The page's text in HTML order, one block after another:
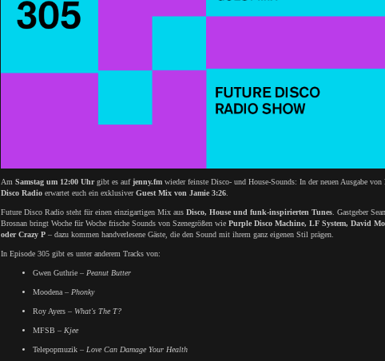
Am Samstag um 12:00 Uhrgibt es aufjenny.fmwieder feinste Disco- und House-Sounds: In der neuen Ausgabe von
Disco Radioerwartet euch ein exklusiverGuest Mix von Jamie 3:26.
Future Disco Radio steht für einen einzigartigen Mix aus Disco, House und funk-inspirierten Tunes. Gastgeber Sean
Brosnan bringt Woche für Woche frische Sounds von Szenegrößen wie Purple Disco Machine, LF System, David
oder Crazy P– dazu kommen handverlesene Gäste, die den Sound mit ihrem ganz eigenen Stil prägen.
In Episode 305 gibt es unter anderem Tracks von:
Gwen Guthrie – Peanut Butter
Moodena – Phonky
Roy Ayers – What's The T?
MFSB – Kjee
Telepopmuzik – Love Can Damage Your Health